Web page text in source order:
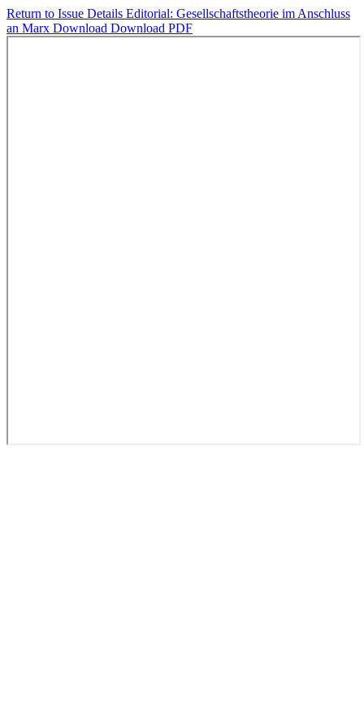
Return to Issue Details Editorial: Gesellschaftstheorie im Anschluss
an Marx Download Download PDF